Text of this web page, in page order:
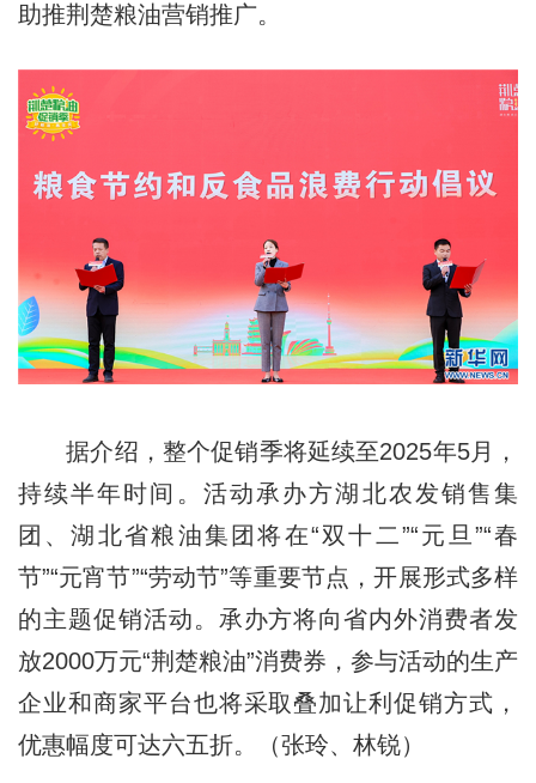
助推荆楚粮油营销推广。
据介绍，整个促销季将延续至2025年5月，
持续半年时间。活动承办方湖北农发销售集
团、湖北省粮油集团将在“双十二”“元旦”“春
节”“元宵节”“劳动节”等重要节点，开展形式多样
的主题促销活动。承办方将向省内外消费者发
放2000万元“荆楚粮油”消费券，参与活动的生产
企业和商家平台也将采取叠加让利促销方式，
优惠幅度可达六五折。（张玲、林锐）